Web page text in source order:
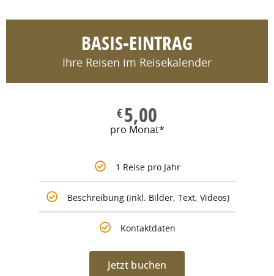
BASIS-EINTRAG
Ihre Reisen im Reisekalender
€5,00
pro Monat*
1 Reise pro Jahr
Beschreibung (inkl. Bilder, Text, Videos)
Kontaktdaten
Jetzt buchen